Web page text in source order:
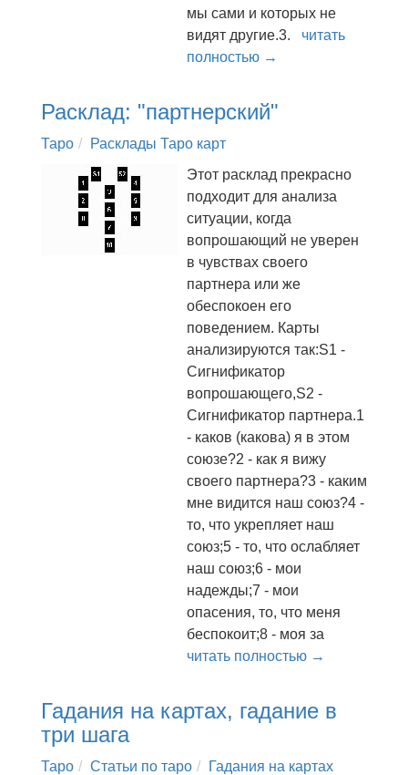
мы сами и которых не
видят другие.3. читать
полностью →
Расклад: "партнерский"
Таро
Расклады Таро карт
Этот расклад прекрасно
подходит для анализа
ситуации, когда
вопрошающий не уверен
в чувствах своего
партнера или же
обеспокоен его
поведением. Карты
анализируются так:S1 -
Сигнификатор
вопрошающего,S2 -
Сигнификатор партнера.1
- каков (какова) я в этом
союзе?2 - как я вижу
своего партнера?3 - каким
мне видится наш союз?4 -
то, что укрепляет наш
союз;5 - то, что ослабляет
наш союз;6 - мои
надежды;7 - мои
опасения, то, что меня
беспокоит;8 - моя за
читать полностью →
Гадания на картах, гадание в
три шага
Таро Статьи по таро
Гадания на картах